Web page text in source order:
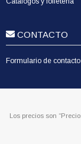
CONTACTO
Formulario de contacto
Los precios son